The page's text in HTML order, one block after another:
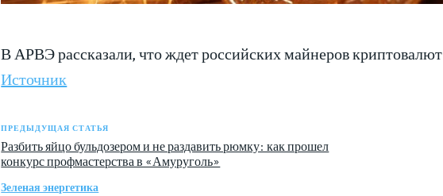
В АРВЭ рассказали, что ждет российских майнеров криптовалют
Источник
ПРЕДЫДУЩАЯ СТАТЬЯ
Разбить яйцо бульдозером и не раздавить рюмку: как прошел
конкурс профмастерства в «Амуруголь»
Зеленая энергетика